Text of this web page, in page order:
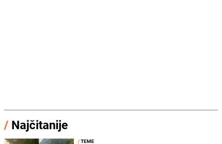
/ Najčitanije
/TEME